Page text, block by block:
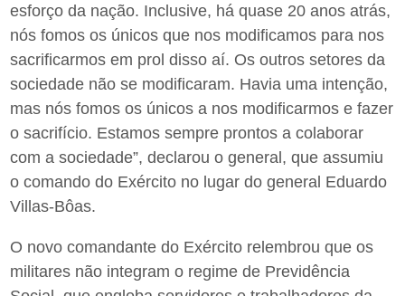
esforço da nação. Inclusive, há quase 20 anos atrás,
nós fomos os únicos que nos modificamos para nos
sacrificarmos em prol disso aí. Os outros setores da
sociedade não se modificaram. Havia uma intenção,
mas nós fomos os únicos a nos modificarmos e fazer
o sacrifício. Estamos sempre prontos a colaborar
com a sociedade”, declarou o general, que assumiu
o comando do Exército no lugar do general Eduardo
Villas-Bôas.
O novo comandante do Exército relembrou que os
militares não integram o regime de Previdência